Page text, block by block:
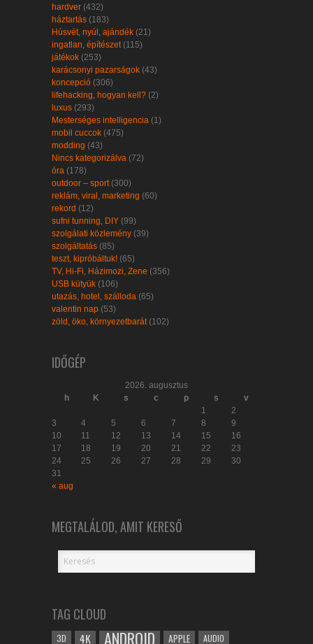
hardver (432)
háztartás (183)
Húsvét, nyúl, ajándék (21)
ingatlan, építészet (115)
játékok (253)
karácsonyi pazarságok (43)
koncepció (306)
lifehacking, hogyan kell? (2)
luxus (293)
Mesterséges intelligencia (1)
mobil cuccok (475)
modding (43)
Nincs kategorizálva (72)
óra (178)
outdoor – sport (300)
reklám, viral, marketing (60)
rekord (12)
sufni tunning, DIY (99)
szolgálati közlemény (39)
szolgáltatás (85)
teszt, kipróbáltuk! (65)
TV, Hi-Fi, Házimozi, Zene (356)
USB kütyük (106)
utazás, hotel, szálloda (65)
valentin nap (53)
zöld, öko, környezetbarát (102)
IDŐGÉP
2026. augusztus
h
K s c p s
v
1
2
3
4 5 6 7 8
9
10
11 12 13 14 15
16
17
18 19 20 21 22
23
24
25 26 27 28 29
30
31
« aug
MEGTALÁLOD, AMIT KERESŐ
TAG CLOUD
3D 4K ANDROID APPLE AUDIO